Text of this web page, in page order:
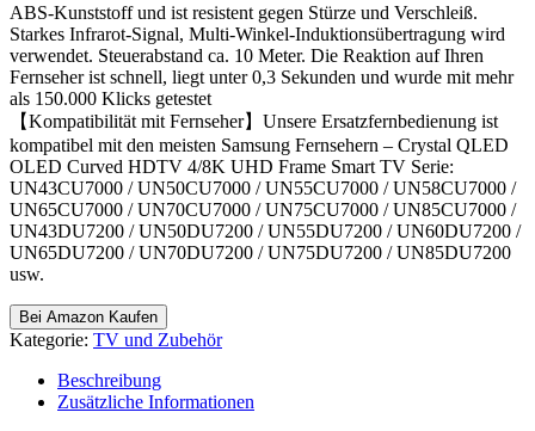
ABS-Kunststoff und ist resistent gegen Stürze und Verschleiß.
Starkes Infrarot-Signal, Multi-Winkel-Induktionsübertragung wird
verwendet. Steuerabstand ca. 10 Meter. Die Reaktion auf Ihren
Fernseher ist schnell, liegt unter 0,3 Sekunden und wurde mit mehr
als 150.000 Klicks getestet
【Kompatibilität mit Fernseher】Unsere Ersatzfernbedienung ist
kompatibel mit den meisten Samsung Fernsehern – Crystal QLED
OLED Curved HDTV 4/8K UHD Frame Smart TV Serie:
UN43CU7000 / UN50CU7000 / UN55CU7000 / UN58CU7000 /
UN65CU7000 / UN70CU7000 / UN75CU7000 / UN85CU7000 /
UN43DU7200 / UN50DU7200 / UN55DU7200 / UN60DU7200 /
UN65DU7200 / UN70DU7200 / UN75DU7200 / UN85DU7200
usw.
Bei Amazon Kaufen
Kategorie: TV und Zubehör
Beschreibung
Zusätzliche Informationen